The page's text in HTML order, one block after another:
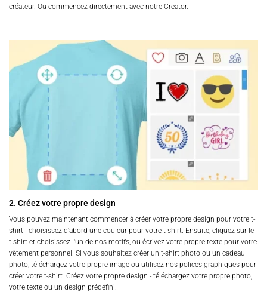
créateur. Ou commencez directement avec notre Creator.
2. Créez votre propre design
Vous pouvez maintenant commencer à créer votre propre design pour votre t-
shirt - choisissez d'abord une couleur pour votre t-shirt. Ensuite, cliquez sur le
t-shirt et choisissez l'un de nos motifs, ou écrivez votre propre texte pour votre
vêtement personnel. Si vous souhaitez créer un t-shirt photo ou un cadeau
photo, téléchargez votre propre image ou utilisez nos polices graphiques pour
créer votre t-shirt. Créez votre propre design - téléchargez votre propre photo,
votre texte ou un design prédéfini.